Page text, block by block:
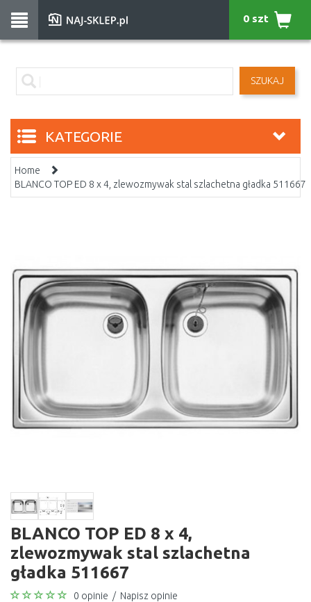
SZUKAJ
0 szt
KATEGORIE
Home
BLANCO TOP ED 8 x 4, zlewozmywak stal szlachetna gładka 511667
BLANCO TOP ED 8 x 4,
zlewozmywak stal szlachetna
gładka 511667
0 opinie / Napisz opinie